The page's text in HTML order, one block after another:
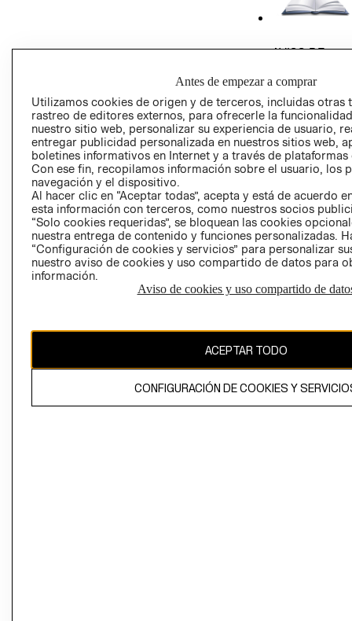
AVISO DE
GIFT CARD
AVISO DE
Perú (S/)
CAMBIAR REGIÓN
propiedad de H&M Hennes & Mauritz AB
Antes de empezar a comprar
Utilizamos cookies de origen y de terceros, incluidas otras
rastreo de editores externos, para ofrecerle la
nuestro sitio web, personalizar su experiencia de usuario,
entregar publicidad personalizada en nuestros sitios web,
boletines informativos en Internet y a través de plataformas
Con ese fin, recopilamos información sobre el usuario, los
navegación y el dispositivo.
Al hacer clic en “Aceptar todas”, acepta y está de acuerdo
esta información con terceros, como nuestros socios
“Solo cookies requeridas”, se bloquean las cookies
nuestra entrega de contenido y funciones personalizadas.
“Configuración de cookies y servicios” para personalizar
nuestro aviso de cookies y uso compartido de datos para
información.
Aviso de cookies y uso compartido de
ACEPTAR TODO
CONFIGURACIÓN DE COOKIES Y